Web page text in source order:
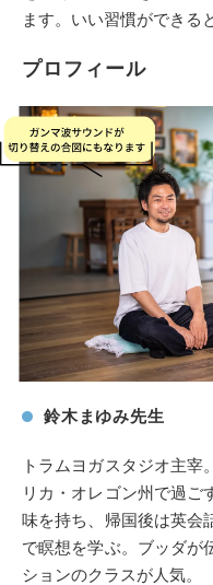
ます。いい習慣ができる
プロフィール
鈴木まゆみ先生
トラムヨガスタジオ主宰
リカ・オレゴン州で過ご
味を持ち、帰国後は英会
で瞑想を学ぶ。ブッダが
ションのクラスが人気。